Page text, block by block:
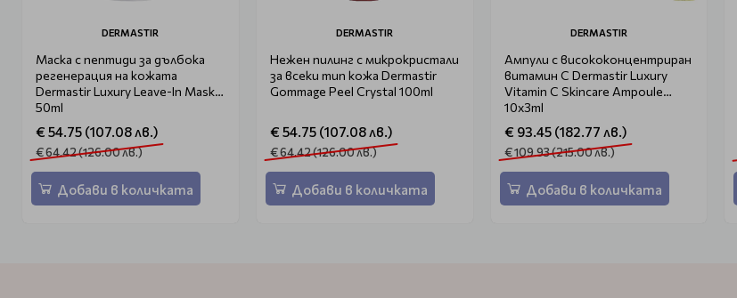
DERMASTIR
Маска с пептиди за дълбока
регенерация на кожата
Dermastir Luxury Leave-In Mask
50ml
€ 54.75 (107.08 лв.)
€ 64.42 (126.00 лв.)
Добави в количката
DERMASTIR
Нежен пилинг с микрокристали
за всеки тип кожа Dermastir
Gommage Peel Crystal 100ml
€ 54.75 (107.08 лв.)
€ 64.42 (126.00 лв.)
Добави в количката
DERMASTIR
Ампули с висококонцентриран
витамин C Dermastir Luxury
Vitamin C Skincare Ampoule
10x3ml
€ 93.45 (182.77 лв.)
€ 109.93 (215.00 лв.)
Добави в количката